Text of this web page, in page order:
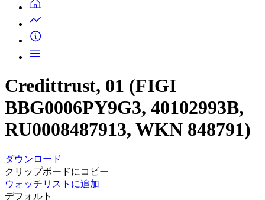
Credittrust, 01 (FIGI
BBG0006PY9G3, 40102993B,
RU0008487913, WKN 848791)
ダウンロード
クリップボードにコピー
ウォッチリストに追加
デフォルト